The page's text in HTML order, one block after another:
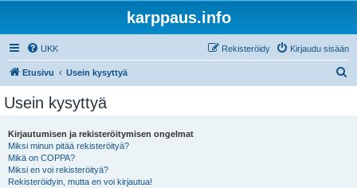
karppaus.info
UKK Kirjaudu sisään
Rekisteröidy
Etusivu Usein kysyttyä
Usein kysyttyä
Kirjautumisen ja rekisteröitymisen ongelmat
Miksi minun pitää rekisteröityä?
Mikä on COPPA?
Miksi en voi rekisteröityä?
Rekisteröidyin, mutta en voi kirjautua!